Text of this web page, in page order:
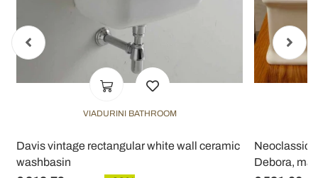
VIADURINI BATHROOM
Davis vintage rectangular white wall ceramic
washbasin
Debora,